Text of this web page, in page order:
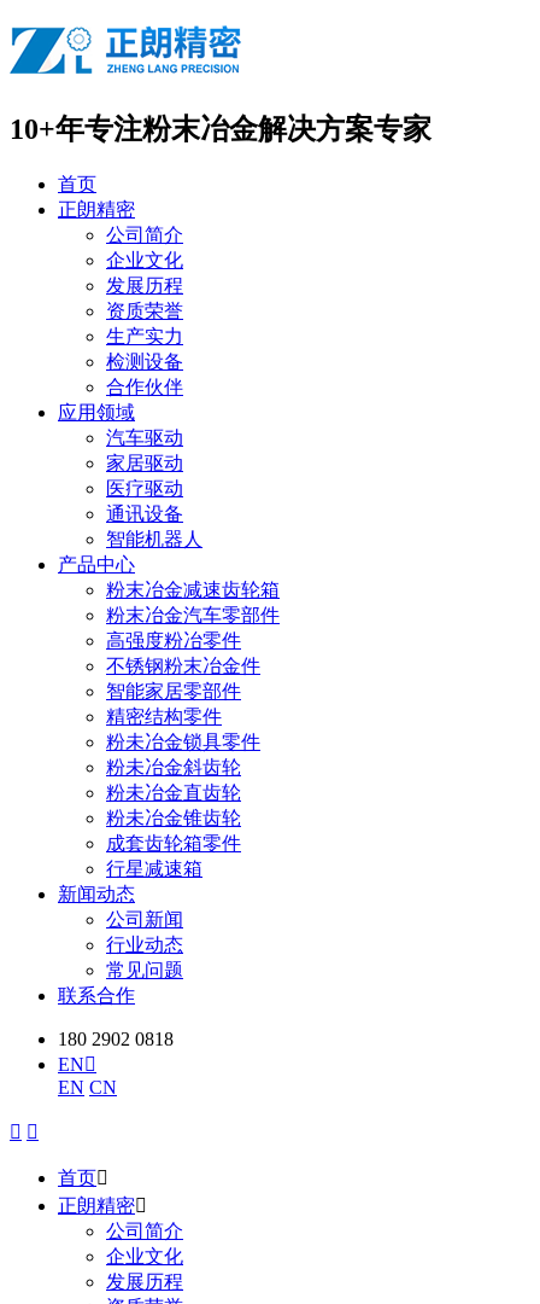
10+年专注粉末冶金解决方案专家
首页
正朗精密
公司简介
企业文化
发展历程
资质荣誉
生产实力
检测设备
合作伙伴
应用领域
汽车驱动
家居驱动
医疗驱动
通讯设备
智能机器人
产品中心
粉末冶金减速齿轮箱
粉末冶金汽车零部件
高强度粉冶零件
不锈钢粉末冶金件
智能家居零部件
精密结构零件
粉未冶金锁具零件
粉未冶金斜齿轮
粉未冶金直齿轮
粉未冶金锥齿轮
成套齿轮箱零件
行星减速箱
新闻动态
公司新闻
行业动态
常见问题
联系合作
180 2902 0818
EN
EN CN
 
首页
正朗精密
公司简介
企业文化
发展历程